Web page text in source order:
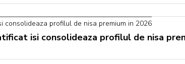
isi consolideaza profilul de nisa